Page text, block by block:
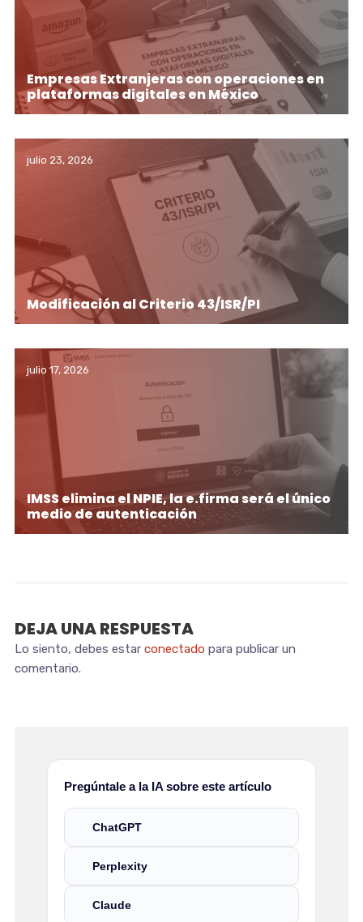
Empresas Extranjeras con operaciones en
plataformas digitales en México
julio 23, 2026
Modificación al Criterio 43/ISR/PI
julio 17, 2026
IMSS elimina el NPIE, la e.firma será el único
medio de autenticación
DEJA UNA RESPUESTA
Lo siento, debes estar conectado para publicar un
comentario.
Pregúntale a la IA sobre este artículo
ChatGPT
Perplexity
Claude